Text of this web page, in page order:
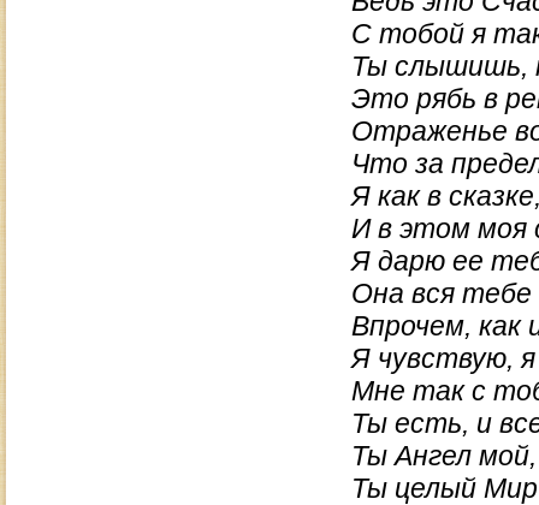
С тобой я
Ты слышишь,
Это рябь в
Отраженье
Что за
Я как в
И в этом моя
Я дарю ее
Она вся
Впрочем, как
Я чувствую,
Мне так с
Ты есть, и
Ты Ангел
Ты целый